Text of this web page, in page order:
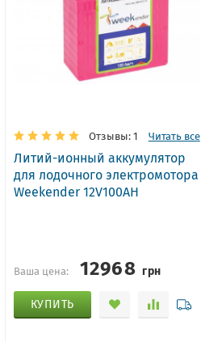
Отзывы: 1 Читать все
Литий-ионный аккумулятор
для лодочного электромотора
Weekender 12V100AH
Ваша цена: 12968 грн
КУПИТЬ